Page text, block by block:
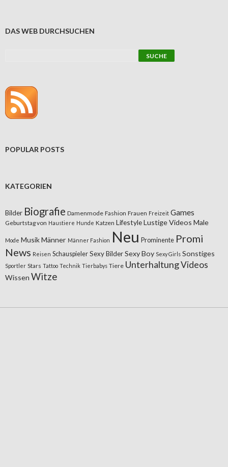
DAS WEB DURCHSUCHEN
POPULAR POSTS
KATEGORIEN
Bilder Biografie Damenmode Fashion Frauen Freizeit Games
Geburtstag von Haustiere Hunde Katzen LifestyleLustige Videos Male
Mode MusikMänner Männer Fashion Neu Prominente Promi
News Reisen Schauspieler Sexy BilderSexy Boy Sexy Girls Sonstiges
Sportler Stars Tattoo Technik Tierbabys Tiere UnterhaltungVideos
Wissen Witze